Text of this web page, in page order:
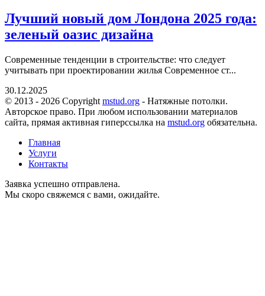
Лучший новый дом Лондона 2025 года:
зеленый оазис дизайна
Современные тенденции в строительстве: что следует
учитывать при проектировании жилья Современное ст...
30.12.2025
© 2013 - 2026 Copyright mstud.org - Натяжные потолки.
Авторское право. При любом использовании материалов
сайта, прямая активная гиперссылка на mstud.org обязательна.
Главная
Услуги
Контакты
Заявка успешно отправлена.
Мы скоро свяжемся с вами, ожидайте.